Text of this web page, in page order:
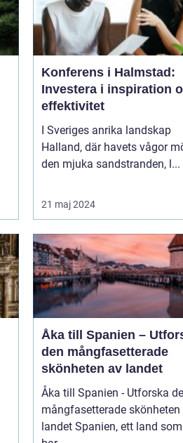
Konferens i Halmstad:
Investera i inspiration
effektivitet
I Sveriges anrika landskap
Halland, där havets vågor
den mjuka sandstranden, l...
21 maj 2024
Åka till Spanien –
den mångfasetterade
skönheten av landet
Åka till Spanien - Utforska
mångfasetterade skönheten
landet Spanien, ett land som inte